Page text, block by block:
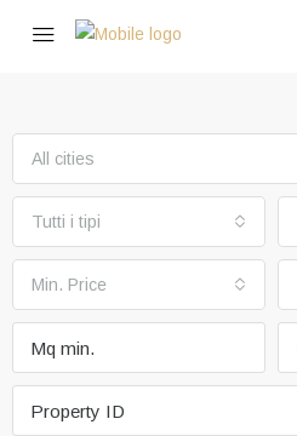
All cities
Tutti i tipi
Min. Price